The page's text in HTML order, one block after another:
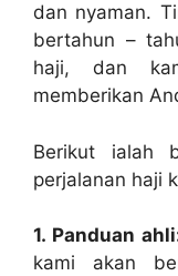
dan nyaman.
bertahun –
haji, dan
memberikan
Berikut ialah
perjalanan haji
1. Panduan
kami akan